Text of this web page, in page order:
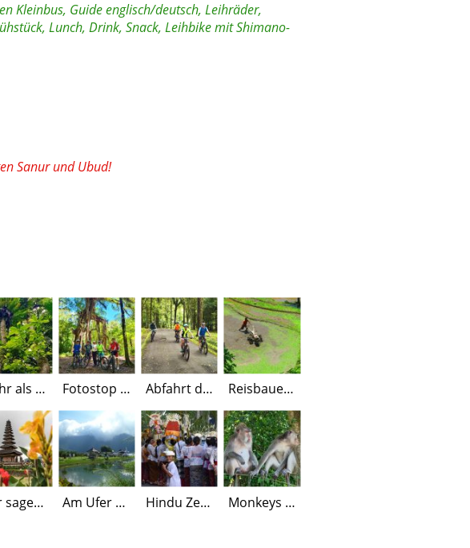
Kleinbus, Guide englisch/deutsch, Leihräder,
Lunch, Drink, Snack, Leihbike mit Shimano-
Sanur und Ubud!
Mehr als 2000 verschiedene Pflanzenarten gibt es im Botanischen Garten Fotostop beim Giant Tree Abfahrt durch phantastisches Grün Reisbauer beim Pflügen
Der sagenumwobene Tempel am Bratan See Am Ufer der Bratan Sees Hindu Zeremonie Monkeys beim Affenwald Ubud